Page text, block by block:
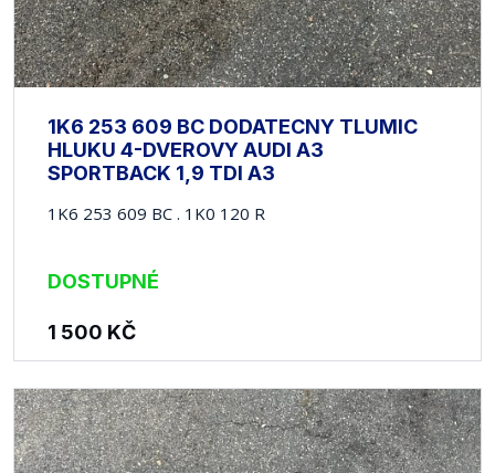
1K6 253 609 BC DODATECNY TLUMIC
HLUKU 4-DVEROVY AUDI A3
SPORTBACK 1,9 TDI A3
1K6 253 609 BC . 1K0 120 R
DOSTUPNÉ
1 500 KČ